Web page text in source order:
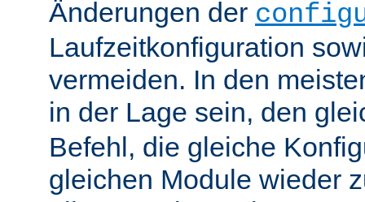
Änderungen der
Laufzeitkonfiguration
vermeiden. In den
in der Lage sein, den
Befehl, die gleiche
gleichen Module wieder